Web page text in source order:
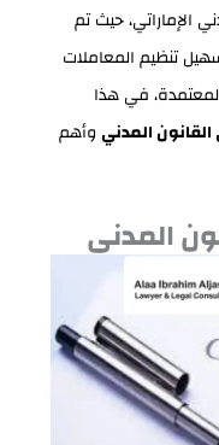
الإماراتي، حيث تم
تنظيم المعاملات
في هذا
المدنيوأهم
المدني